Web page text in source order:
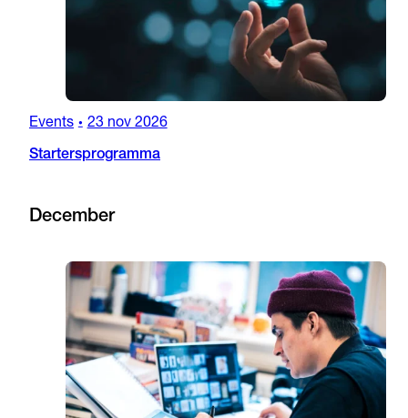
Events • 23 nov 2026
Startersprogramma
December